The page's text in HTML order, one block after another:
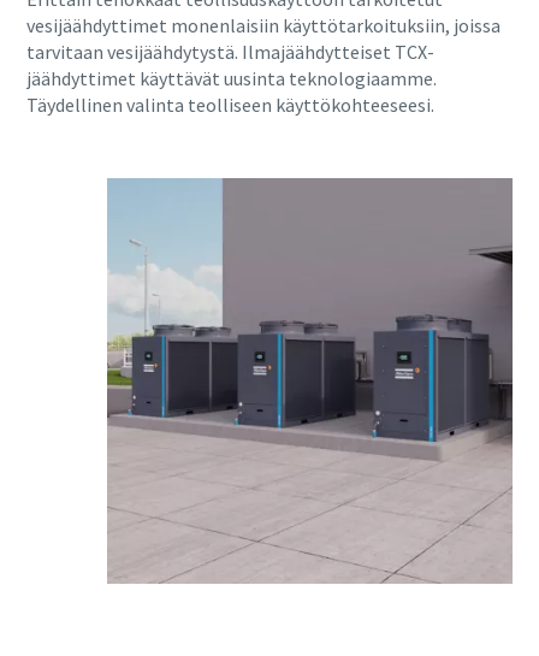
Minkä tahansa merkin kompressorin korjaus ja
vesijäähdyttimet monenlaisiin käyttötarkoituksiin, joissa
tarvitaan vesijäähdytystä. Ilmajäähdytteiset TCX-
jäähdyttimet käyttävät uusinta teknologiaamme.
Täydellinen valinta teolliseen käyttökohteeseesi.